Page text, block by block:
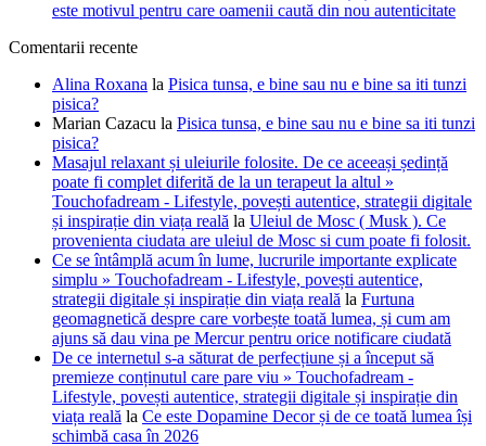
este motivul pentru care oamenii caută din nou autenticitate
Comentarii recente
Alina Roxana la Pisica tunsa, e bine sau nu e bine sa iti tunzi
pisica?
Marian Cazacu la Pisica tunsa, e bine sau nu e bine sa iti tunzi
pisica?
Masajul relaxant și uleiurile folosite. De ce aceeași ședință
poate fi complet diferită de la un terapeut la altul »
Touchofadream - Lifestyle, povești autentice, strategii digitale
și inspirație din viața reală la Uleiul de Mosc ( Musk ). Ce
provenienta ciudata are uleiul de Mosc si cum poate fi folosit.
Ce se întâmplă acum în lume, lucrurile importante explicate
simplu » Touchofadream - Lifestyle, povești autentice,
strategii digitale și inspirație din viața reală la Furtuna
geomagnetică despre care vorbește toată lumea, și cum am
ajuns să dau vina pe Mercur pentru orice notificare ciudată
De ce internetul s-a săturat de perfecțiune și a început să
premieze conținutul care pare viu » Touchofadream -
Lifestyle, povești autentice, strategii digitale și inspirație din
viața reală la Ce este Dopamine Decor și de ce toată lumea își
schimbă casa în 2026